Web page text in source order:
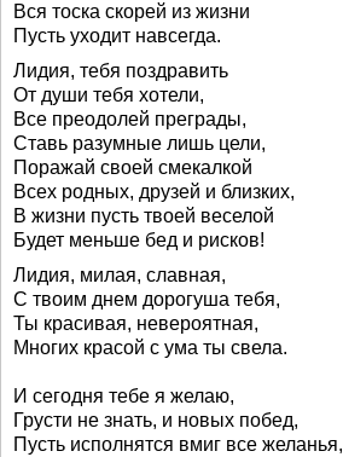
Вся тоска скорей из жизни
Пусть уходит навсегда.
Лидия, тебя поздравить
От души тебя хотели,
Все преодолей преграды,
Ставь разумные лишь цели,
Поражай своей смекалкой
Всех родных, друзей и близких,
В жизни пусть твоей веселой
Будет меньше бед и рисков!
Лидия, милая, славная,
С твоим днем дорогуша тебя,
Ты красивая, невероятная,
Многих красой с ума ты свела.
И сегодня тебе я желаю,
Грусти не знать, и новых побед,
Пусть исполнятся вмиг все желанья,